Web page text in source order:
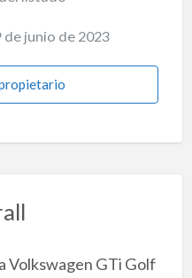
junio de 2023
Volkswagen GTi Golf